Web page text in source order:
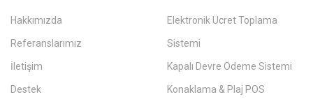
Hakkımızda
Referanslarımız
İletişim
Destek
Elektronik Ücret Toplama
Sistemi
Kapalı Devre Ödeme Sistemi
Konaklama & Plaj POS